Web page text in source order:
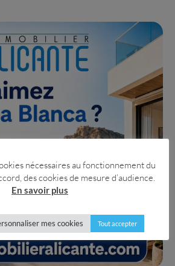
nécessaires au fonctionnement du
des cookies de mesure d’audience.
En savoir plus
mes cookies Tout accepter